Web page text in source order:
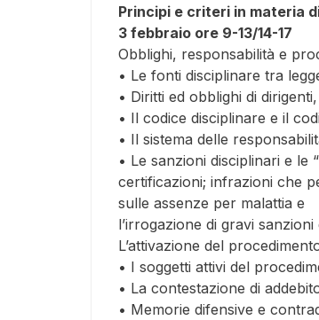
Principi e criteri in materia
3 febbraio ore 9-13/14-17
Obblighi, responsabilità e
• Le fonti disciplinare tra
• Diritti ed obblighi di
• Il codice disciplinare e il
• Il sistema delle
• Le sanzioni disciplinari e le
certificazioni; infrazioni che
sulle assenze per malattia e
l’irrogazione di gravi
L’attivazione del
• I soggetti attivi del
• La contestazione di
• Memorie difensive e